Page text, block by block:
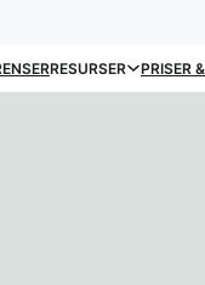
RESURSER PRISER